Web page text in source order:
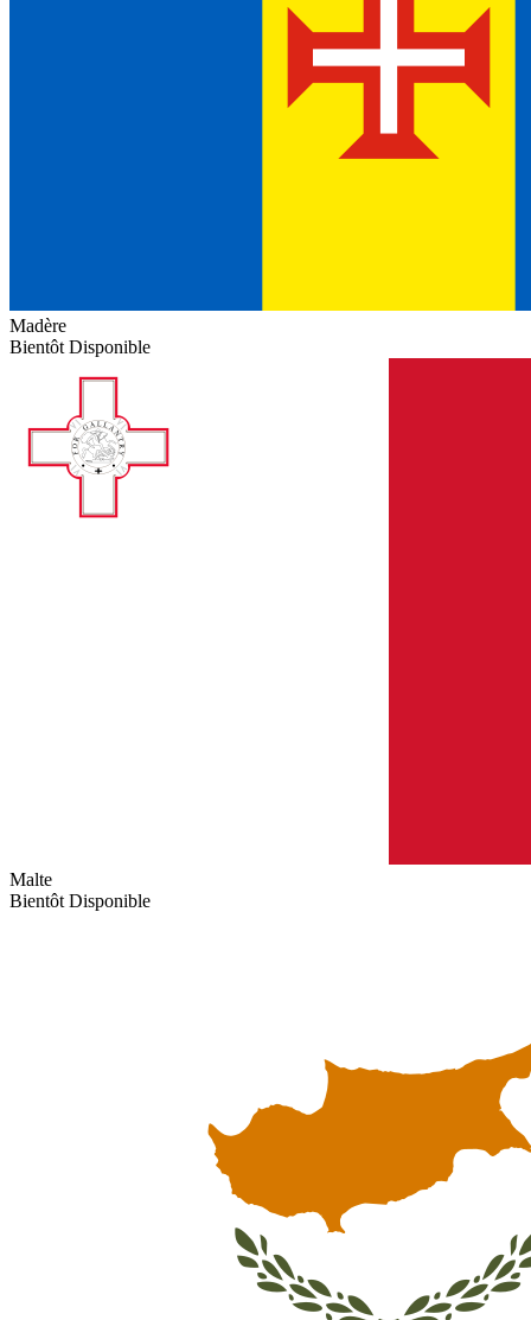
Madère
Bientôt Disponible
Malte
Bientôt Disponible